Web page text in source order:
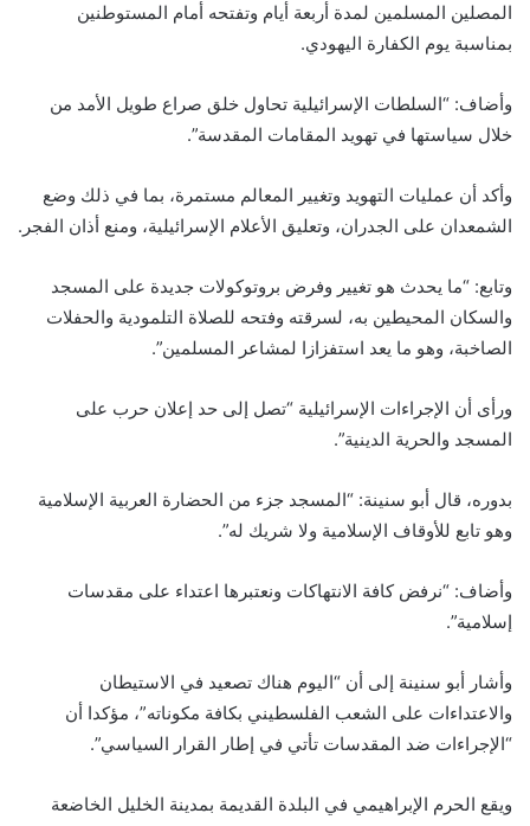
المصلين المسلمين لمدة أربعة أيام وتفتحه أمام المستوطنين
بمناسبة يوم الكفارة اليهودي.
وأضاف: “السلطات الإسرائيلية تحاول خلق صراع طويل الأمد من
خلال سياستها في تهويد المقامات المقدسة”.
وأكد أن عمليات التهويد وتغيير المعالم مستمرة، بما في ذلك وضع
الشمعدان على الجدران، وتعليق الأعلام الإسرائيلية، ومنع أذان الفجر.
وتابع: “ما يحدث هو تغيير وفرض بروتوكولات جديدة على المسجد
والسكان المحيطين به، لسرقته وفتحه للصلاة التلمودية والحفلات
الصاخبة، وهو ما يعد استفزازا لمشاعر المسلمين”.
ورأى أن الإجراءات الإسرائيلية “تصل إلى حد إعلان حرب على
المسجد والحرية الدينية”.
بدوره، قال أبو سنينة: “المسجد جزء من الحضارة العربية الإسلامية
وهو تابع للأوقاف الإسلامية ولا شريك له”.
وأضاف: “نرفض كافة الانتهاكات ونعتبرها اعتداء على مقدسات
إسلامية”.
وأشار أبو سنينة إلى أن “اليوم هناك تصعيد في الاستيطان
والاعتداءات على الشعب الفلسطيني بكافة مكوناته”، مؤكدا أن
“الإجراءات ضد المقدسات تأتي في إطار القرار السياسي”.
ويقع الحرم الإبراهيمي في البلدة القديمة بمدينة الخليل الخاضعة